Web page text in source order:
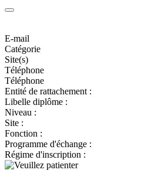
E-mail
Catégorie
Site(s)
Téléphone
Téléphone
Entité de rattachement :
Libelle diplôme :
Niveau :
Site :
Fonction :
Programme d'échange :
Régime d'inscription :